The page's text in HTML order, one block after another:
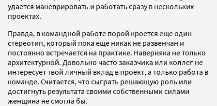
удается маневрировать и работать сразу в нескольких
проектах.
Правда, в командной работе порой кроется еще один
стереотип, который пока еще никак не развенчан и
постоянно встречается на практике. Наверняка не только
архитектурной. Довольно часто заказчика или коллег не
интересует твой личный вклад в проект, а только работа в
команде. Считается, что сыграть решающую роль или
достигнуть результата своими собственными силами
женщина не смогла бы.